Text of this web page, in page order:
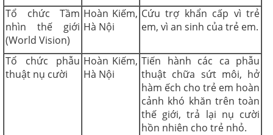
Tổ chức Tầm
nhìn thế giới
(World Vision)
Hoàn Kiếm,
Hà Nội
Cứu trợ khẩn cấp vì trẻ
em, vì an sinh của trẻ em.
Tổ chức phẫu
thuật nụ cười
Hoàn Kiếm,
Hà Nội
Tiến hành các ca phẫu
thuật chữa sứt môi, hở
hàm ếch cho trẻ em hoàn
cảnh khó khăn trên toàn
thế giới, trả lại nụ cười
hồn nhiên cho trẻ nhỏ.